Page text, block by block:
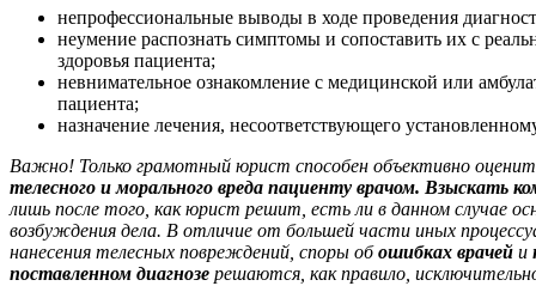
непрофессиональные выводы в ходе проведения
неумение распознать симптомы и сопоставить их с
здоровья пациента;
невнимательное ознакомление с медицинской или
пациента;
назначение лечения, несоответствующего
Важно! Только грамотный юрист способен объективно
телесного и морального вреда пациенту врачом. Взыскать
лишь после того, как юрист решит, есть ли в данном случае
возбуждения дела. В отличие от большей части иных
нанесения телесных повреждений, споры обошибках врачей и
поставленном диагнозе решаются, как правило,